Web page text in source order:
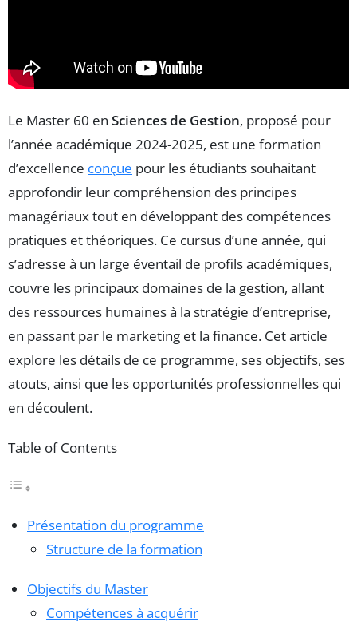
Le Master 60 en Sciences de Gestion, proposé pour
l’année académique 2024-2025, est une formation
d’excellence conçue pour les étudiants souhaitant
approfondir leur compréhension des principes
managériaux tout en développant des compétences
pratiques et théoriques. Ce cursus d’une année, qui
s’adresse à un large éventail de profils académiques,
couvre les principaux domaines de la gestion, allant
des ressources humaines à la stratégie d’entreprise,
en passant par le marketing et la finance. Cet article
explore les détails de ce programme, ses objectifs, ses
atouts, ainsi que les opportunités professionnelles qui
en découlent.
Table of Contents
Présentation du programme
Structure de la formation
Objectifs du Master
Compétences à acquérir